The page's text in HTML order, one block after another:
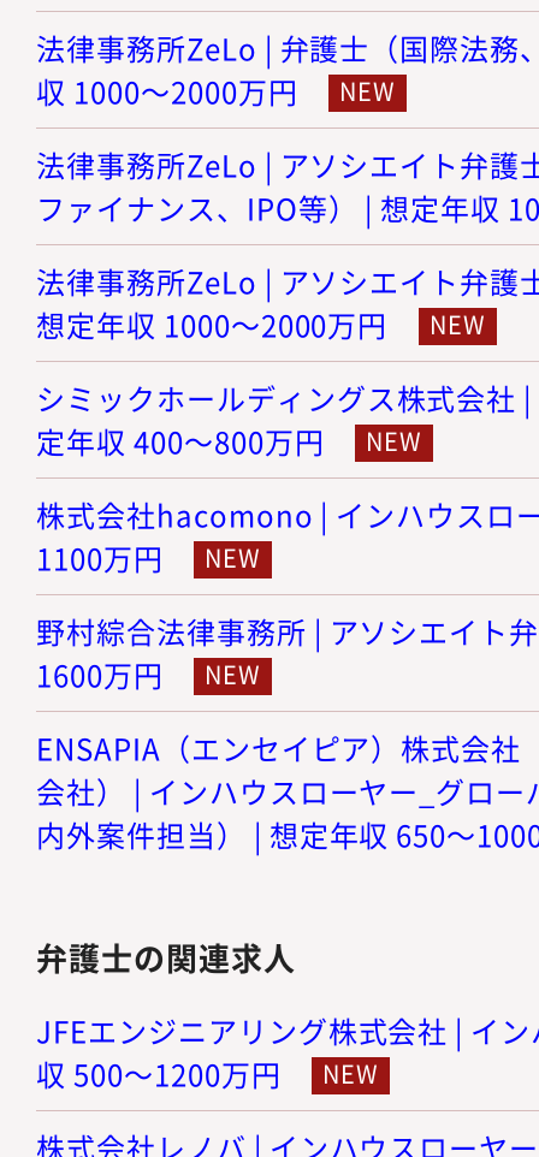
法律事務所ZeLo | 弁護士（国際法務
収 1000～2000万円
法律事務所ZeLo | アソシエイト弁護
ファイナンス、IPO等） | 想定年収
法律事務所ZeLo | アソシエイト弁護
想定年収 1000～2000万円
シミックホールディングス株式会社
定年収 400～800万円
株式会社hacomono | インハウスロ
1100万円
野村綜合法律事務所 | アソシエイト
1600万円
ENSAPIA（エンセイピア）株式会
会社） | インハウスローヤー_グロ
内外案件担当） | 想定年収 650～
弁護士の関連求人
JFEエンジニアリング株式会社 | イ
収 500～1200万円
株式会社レノバ | インハウスローヤ